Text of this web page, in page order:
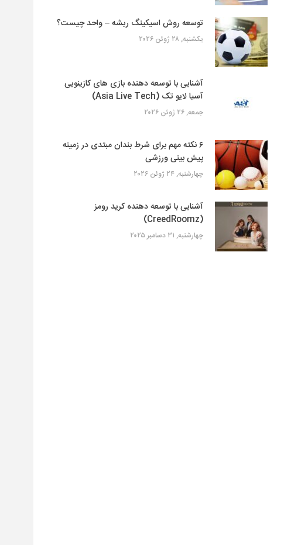
توسعه روش اسیکینگ ریشه – واحد چیست؟
یکشنبه, ۲۸ ژوئن ۲۰۲۶
آشنایی با توسعه دهنده بازی های کازینویی
آسیا لایو تک (Asia Live Tech)
جمعه, ۲۶ ژوئن ۲۰۲۶
۶ نکته مهم برای شرط بندان مبتدی در زمینه
پیش بینی ورزشی
چهارشنبه, ۲۴ ژوئن ۲۰۲۶
آشنایی با توسعه دهنده کرید رومز
(CreedRoomz)
چهارشنبه, ۳۱ دسامبر ۲۰۲۵